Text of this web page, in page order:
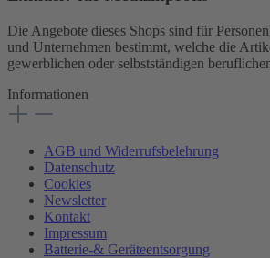
Die Angebote dieses Shops sind für
und Unternehmen bestimmt, welche die
gewerblichen oder selbstständigen
Informationen
AGB und Widerrufsbelehrung
Datenschutz
Cookies
Newsletter
Kontakt
Impressum
Batterie-& Geräteentsorgung